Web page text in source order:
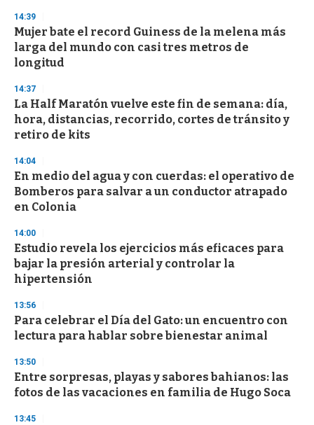
s
e
c
o
n
14:39
Mujer bate el record Guiness de la melena más
larga del mundo con casi tres metros de
longitud
14:37
La Half Maratón vuelve este fin de semana: día,
hora, distancias, recorrido, cortes de tránsito y
retiro de kits
14:04
En medio del agua y con cuerdas: el operativo de
Bomberos para salvar a un conductor atrapado
en Colonia
14:00
Estudio revela los ejercicios más eficaces para
bajar la presión arterial y controlar la
hipertensión
13:56
Para celebrar el Día del Gato: un encuentro con
lectura para hablar sobre bienestar animal
13:50
Entre sorpresas, playas y sabores bahianos: las
fotos de las vacaciones en familia de Hugo Soca
13:45